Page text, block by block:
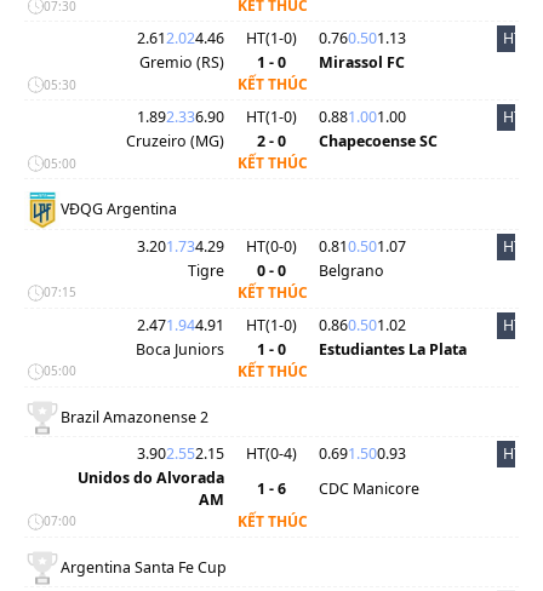
07:30
KẾT THÚC
2.612.024.46 HT(1-0) 0.760.501.13
HT
Gremio (RS)
1 - 0 Mirassol FC
05:30
KẾT THÚC
1.892.336.90 HT(1-0) 0.881.001.00
HT
Cruzeiro (MG)
2 - 0 Chapecoense SC
05:00 KẾT THÚC
VĐQG Argentina
3.201.734.29 HT(0-0) 0.810.501.07
HT
Tigre
0 - 0 Belgrano
07:15
KẾT THÚC
2.471.944.91 HT(1-0) 0.860.501.02
HT
Boca Juniors
1 - 0 Estudiantes La Plata
05:00 KẾT THÚC
Brazil Amazonense 2
3.902.552.15 HT(0-4) 0.691.500.93
HT
Unidos do Alvorada
AM
1 - 6 CDC Manicore
07:00 KẾT THÚC
Argentina Santa Fe Cup